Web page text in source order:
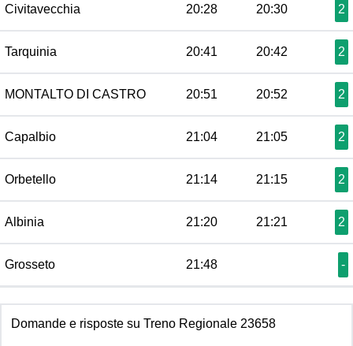
Civitavecchia 20:28 20:30 2
Tarquinia 20:41 20:42 2
MONTALTO DI CASTRO 20:51 20:52 2
Capalbio 21:04 21:05 2
Orbetello 21:14 21:15 2
Albinia 21:20 21:21 2
Grosseto 21:48 -
Domande e risposte su Treno Regionale 23658